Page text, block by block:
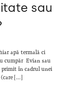
sau
apă termală ci
cumpăr Evian sau
primit în cadrul unei
[…]